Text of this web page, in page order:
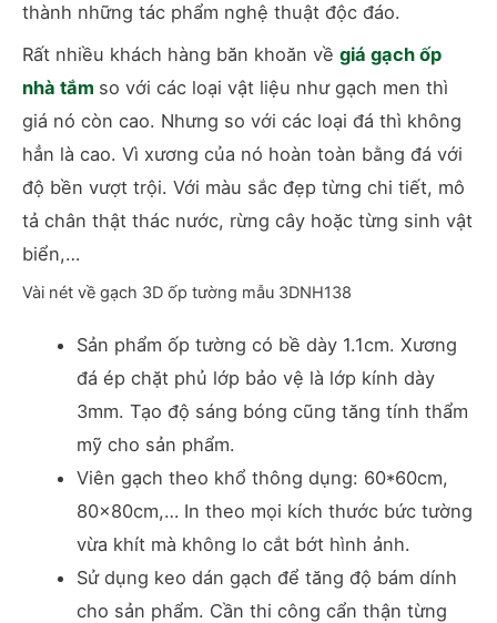
thành những tác phẩm nghệ thuật độc đáo.
Rất nhiều khách hàng băn khoăn về giá gạch ốp
nhà tắm so với các loại vật liệu như gạch men thì
giá nó còn cao. Nhưng so với các loại đá thì không
hẳn là cao. Vì xương của nó hoàn toàn bằng đá với
độ bền vượt trội. Với màu sắc đẹp từng chi tiết, mô
tả chân thật thác nước, rừng cây hoặc từng sinh vật
biển,…
Vài nét về gạch 3D ốp tường mẫu 3DNH138
Sản phẩm ốp tường có bề dày 1.1cm. Xương
đá ép chặt phủ lớp bảo vệ là lớp kính dày
3mm. Tạo độ sáng bóng cũng tăng tính thẩm
mỹ cho sản phẩm.
Viên gạch theo khổ thông dụng: 60*60cm,
80x80cm,… In theo mọi kích thước bức tường
vừa khít mà không lo cắt bớt hình ảnh.
Sử dụng keo dán gạch để tăng độ bám dính
cho sản phẩm. Cần thi công cẩn thận từng